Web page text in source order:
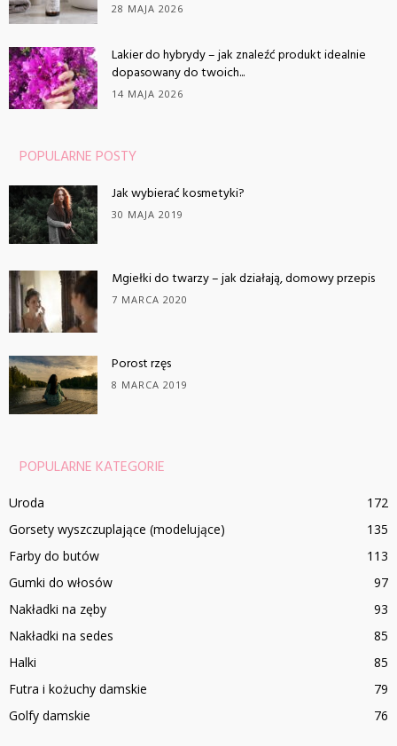
28 MAJA 2026
Lakier do hybrydy – jak znaleźć produkt idealnie
dopasowany do twoich...
14 MAJA 2026
POPULARNE POSTY
Jak wybierać kosmetyki?
30 MAJA 2019
Mgiełki do twarzy – jak działają, domowy przepis
7 MARCA 2020
Porost rzęs
8 MARCA 2019
POPULARNE KATEGORIE
Uroda
172
Gorsety wyszczuplające (modelujące)
135
Farby do butów
113
Gumki do włosów
97
Nakładki na zęby
93
Nakładki na sedes
85
Halki
85
Futra i kożuchy damskie
79
Golfy damskie
76